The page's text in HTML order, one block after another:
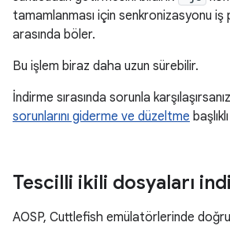
tamamlanması için senkronizasyonu iş
arasında böler.
Bu işlem biraz daha uzun sürebilir.
İndirme sırasında sorunla karşılaşırsanız
sorunlarını giderme ve düzeltme
Tescilli ikili dosyaları
AOSP, Cuttlefish emülatörlerinde